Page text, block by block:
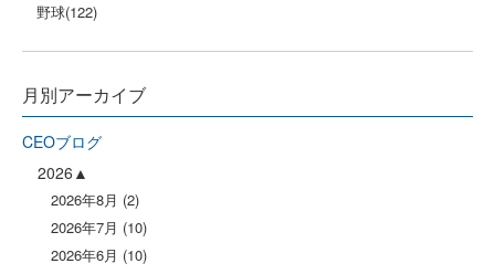
野球(122)
月別アーカイブ
CEOブログ
2026
2026年8月 (2)
2026年7月 (10)
2026年6月 (10)